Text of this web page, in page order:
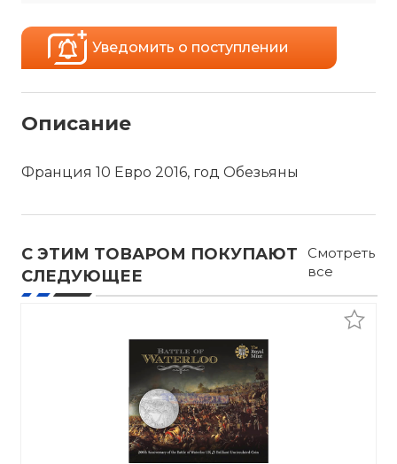
Уведомить о поступлении
Описание
Франция 10 Евро 2016, год Обезьяны
С ЭТИМ ТОВАРОМ ПОКУПАЮТ
СЛЕДУЮЩЕЕ
Смотреть
все